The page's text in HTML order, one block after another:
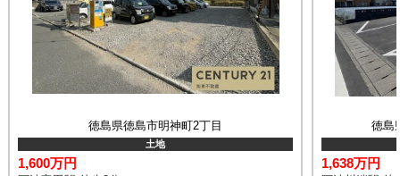
徳島県徳島市明神町2丁目
土地
1,600万円
徳島
1,638万円